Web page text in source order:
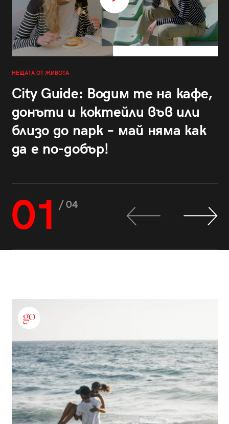
НЕЩАТА ОТ ЖИВОТА
City Guide: Водим те на кафе,
донъти и коктейли във или
близо до парк – май няма как
да е по-добър!
01 / 04